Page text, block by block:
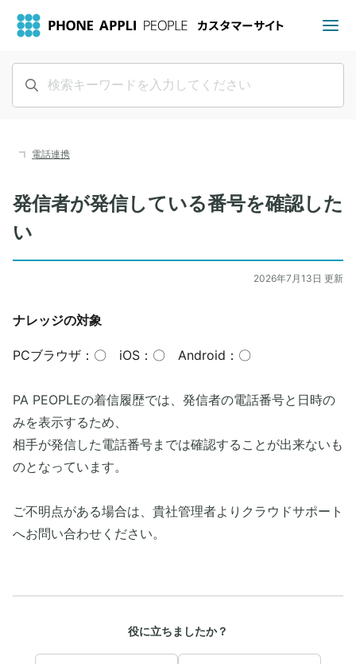
電話連携
発信者が発信している番号を確認した
い
2026年7月13日 更新
ナレッジの対象
PCブラウザ：〇 iOS：〇 Android：〇
PA PEOPLEの着信履歴では、発信者の電話番号と日時の
みを表示するため、
相手が発信した電話番号までは確認することが出来ないも
のとなっています。
ご不明点がある場合は、貴社管理者よりクラウドサポート
へお問い合わせください。
役に立ちましたか？